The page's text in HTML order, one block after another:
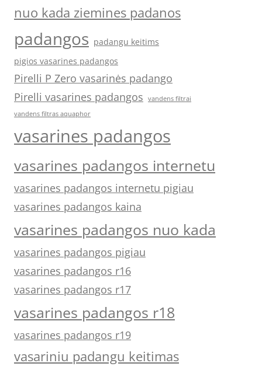
nuo kada ziemines padanos
padangos padangu keitims
pigios vasarines padangos
Pirelli P Zero vasarinės padango
Pirelli vasarines padangos
vandens filtrai
vandens filtras aquaphor
vasarines padangos
vasarines padangos internetu
vasarines padangos internetu pigiau
vasarines padangos kaina
vasarines padangos nuo kada
vasarines padangos pigiau
vasarines padangos r16
vasarines padangos r17
vasarines padangos r18
vasarines padangos r19
vasariniu padangu keitimas